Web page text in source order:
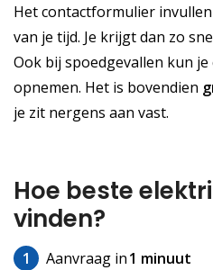
Het contactformulier
van je tijd. Je krijgt dan zo
Ook bij spoedgevallen kun
opnemen. Het is bovendien
je zit nergens aan vast.
Hoe beste
vinden?
1 Aanvraag in1 minuut